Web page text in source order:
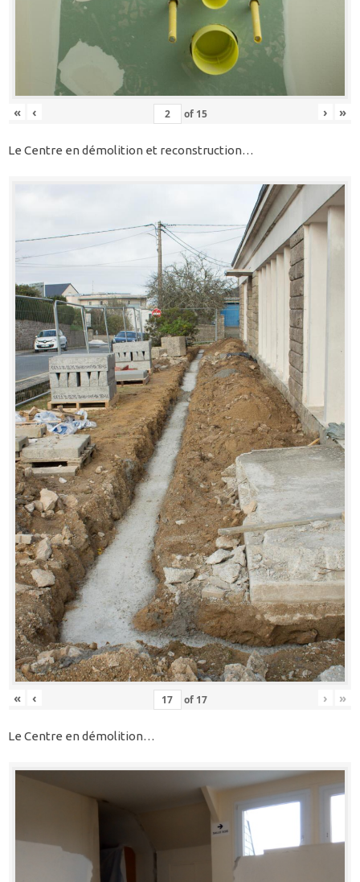
« ‹ of 15 › »
Le Centre en démolition et reconstruction…
« ‹ of 17 › »
Le Centre en démolition…